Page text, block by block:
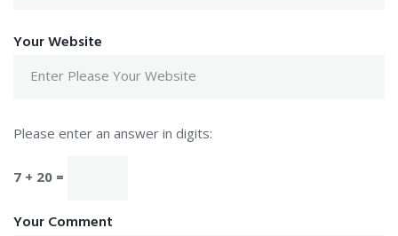
Your Website
Please enter an answer in digits:
7 + 20 =
Your Comment